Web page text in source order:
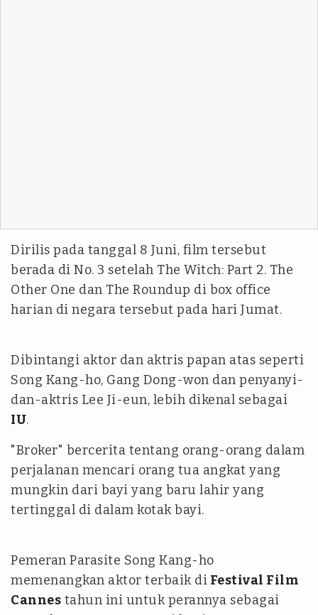
Dirilis pada tanggal 8 Juni, film tersebut
berada di No. 3 setelah The Witch: Part 2. The
Other One dan The Roundup di box office
harian di negara tersebut pada hari Jumat.
Dibintangi aktor dan aktris papan atas seperti
Song Kang-ho, Gang Dong-won dan penyanyi-
dan-aktris Lee Ji-eun, lebih dikenal sebagai
IU.
"Broker" bercerita tentang orang-orang dalam
perjalanan mencari orang tua angkat yang
mungkin dari bayi yang baru lahir yang
tertinggal di dalam kotak bayi.
Pemeran Parasite Song Kang-ho
memenangkan aktor terbaik di Festival Film
Cannes tahun ini untuk perannya sebagai